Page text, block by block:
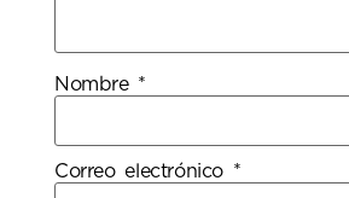
Nombre *
Correo electrónico *